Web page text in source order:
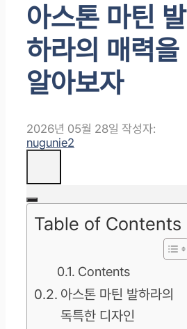
아스톤 마틴 발
하라의 매력을
알아보자
2026년 05월 28일 작성자:
nugunie2
Table of Contents
Contents
아스톤 마틴 발하라의
독특한 디자인